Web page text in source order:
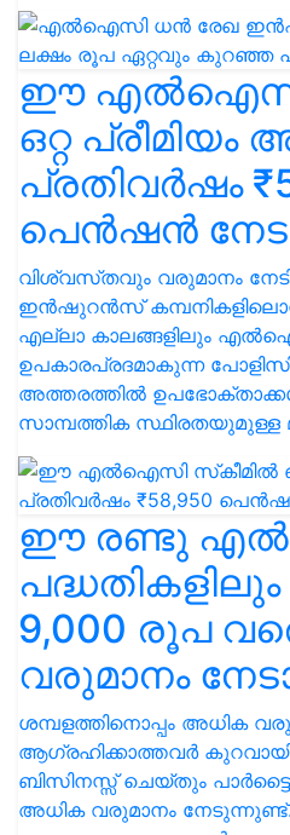
ഈ എൽഐസി
ഒറ്റ പ്രീമിയം
പ്രതിവർഷം
പെൻഷൻ
വിശ്വസ്‌തവും വരുമാനം
ഇൻഷുറൻസ്
എല്ലാ കാലങ്ങളിലും
ഉപകാരപ്രദമാകുന്ന
അത്തരത്തിൽ
സാമ്പത്തിക സ്ഥിരതയുമുള്ള
ഈ രണ്ടു
9,000 രൂപ
വരുമാനം
ശമ്പളത്തിനൊപ്പം അധിക
ആഗ്രഹിക്കാത്തവർ
ബിസിനസ്സ് ചെയ്‌തും
അധിക വരുമാനം